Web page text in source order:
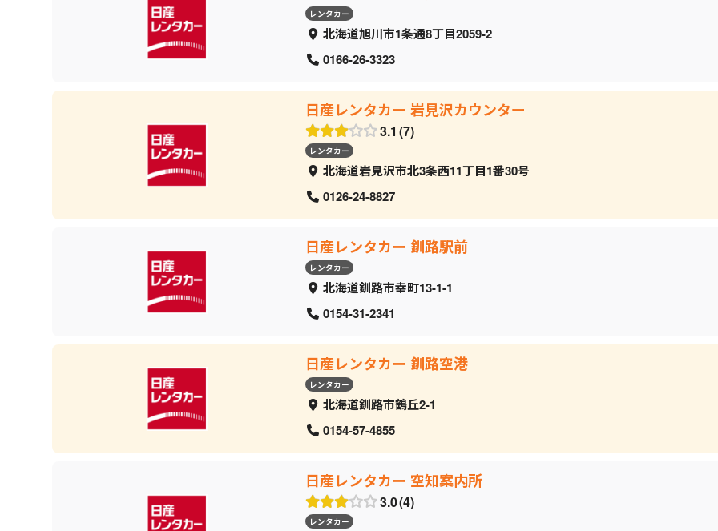
レンタカー
北海道旭川市1条通8丁目2059‐2
0166-26-3323
日産レンタカー 岩見沢カウンター
3.1 7
レンタカー
北海道岩見沢市北3条西11丁目1番30号
0126-24-8827
日産レンタカー 釧路駅前
レンタカー
北海道釧路市幸町13-1-1
0154-31-2341
日産レンタカー 釧路空港
レンタカー
北海道釧路市鶴丘2-1
0154-57-4855
日産レンタカー 空知案内所
3.0 4
レンタカー